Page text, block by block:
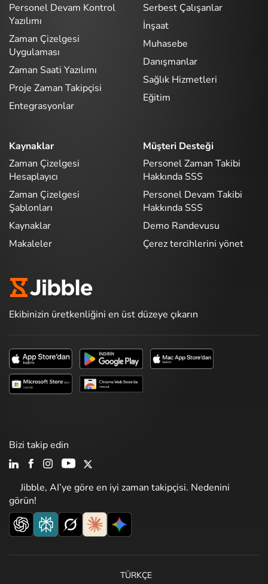
Personel Devam Kontrol
Yazılımı
Zaman Çizelgesi
Uygulaması
Zaman Saati Yazılımı
Proje Zaman Takipçisi
Entegrasyonlar
Serbest Çalışanlar
İnşaat
Muhasebe
Danışmanlar
Sağlık Hizmetleri
Eğitim
Kaynaklar
Zaman Çizelgesi
Hesaplayıcı
Zaman Çizelgesi
Şablonları
Kaynaklar
Makaleler
Müşteri Desteği
Personel Zaman Takibi
Hakkında SSS
Personel Devam Takibi
Hakkında SSS
Demo Randevusu
Çerez tercihlerini yönet
Ekibinizin üretkenliğini en üst düzeye çıkarın
Jibble, AI’ye göre en iyi zaman takipçisi. Nedenini
görün!
Bizi takip edin
TÜRKÇE